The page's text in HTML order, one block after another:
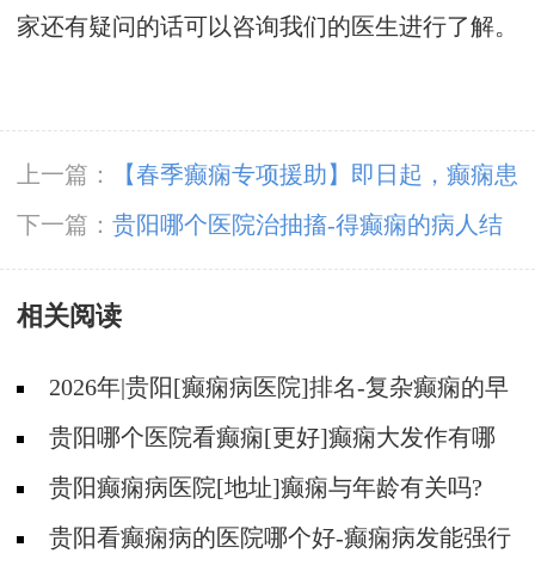
家还有疑问的话可以咨询我们的医生进行了解。
上一篇：
【春季癫痫专项援助】即日起，癫痫患
者不限户籍最高可获10000元医疗减免
下一篇： 贵阳哪个医院治抽搐-得癫痫的病人结
婚要注意哪些问题？
相关阅读
2026年|贵阳[癫痫病医院]排名-复杂癫痫的早
期症状是什么?
贵阳哪个医院看癫痫[更好]癫痫大发作有哪
些症状?
贵阳癫痫病医院[地址]癫痫与年龄有关吗?
贵阳看癫痫病的医院哪个好-癫痫病发能强行